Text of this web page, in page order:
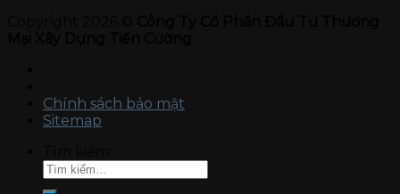
Chính sách bảo mật
Sitemap